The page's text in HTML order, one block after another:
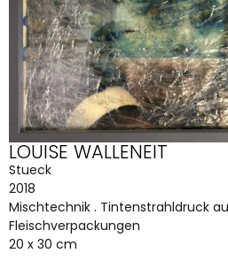
LOUISE WALLENEIT
Stueck
2018
Mischtechnik . Tintenstrahldruck
Fleischverpackungen
20 x 30 cm